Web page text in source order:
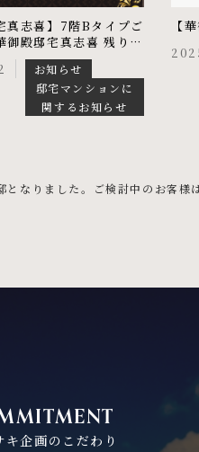
真志喜】7階Bタイプご
御殿邸宅真志喜 残り1
た
お知らせ
邸宅マンションに
関するお知らせ
【
なりました。ご検討中のお客様
キ企画のこだわり